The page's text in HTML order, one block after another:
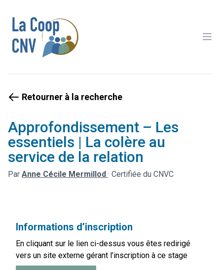
Retourner à la recherche
Approfondissement – Les
essentiels | La colère au
service de la relation
Par Anne Cécile Mermillod · Certifiée du CNVC
Informations d’inscription
En cliquant sur le lien ci-dessus vous êtes redirigé
vers un site externe gérant l’inscription à ce stage